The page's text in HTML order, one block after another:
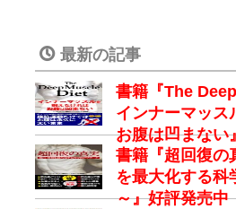
最新の記事
書籍『The
インナーマッス
お腹は凹まない
書籍『超回復の
を最大化する科
～』好評発売中